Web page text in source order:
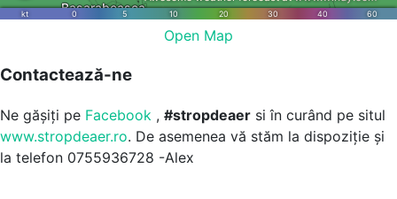
Open Map
Contactează-ne
Ne gășiți pe Facebook , #stropdeaer si în curând pe situl
www.stropdeaer.ro. De asemenea vă stăm la dispoziție și
la telefon 0755936728 -Alex